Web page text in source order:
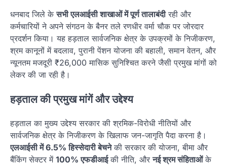
धनबाद जिले केसभी एलआईसी शाखाओं में पूर्ण तालाबंदीरही और
कर्मचारियों ने अपने संगठन के बैनर तले रणधीर वर्मा चौक पर जोरदार
प्रदर्शन किया। यह हड़ताल सार्वजनिक क्षेत्र के उपक्रमों के निजीकरण,
श्रम कानूनों में बदलाव, पुरानी पेंशन योजना की बहाली, समान वेतन, और
न्यूनतम मजदूरी ₹26,000 मासिक सुनिश्चित करने जैसी प्रमुख मांगों को
लेकर की जा रही है।
हड़ताल की प्रमुख मांगें और उद्देश्य
हड़ताल का मुख्य उद्देश्य सरकार की श्रमिक-विरोधी नीतियों और
सार्वजनिक क्षेत्र के निजीकरण के खिलाफ जन-जागृति पैदा करना है।
एलआईसी में 6.5% हिस्सेदारी बेचनेकी सरकार की योजना, बीमा और
बैंकिंग सेक्टर में 100% एफडीआईकी नीति, औरनई श्रम संहिताओंके